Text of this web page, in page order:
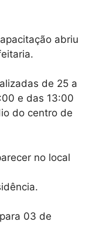
abriu
de 25 a
e das 13:00
do centro de
no local
03 de